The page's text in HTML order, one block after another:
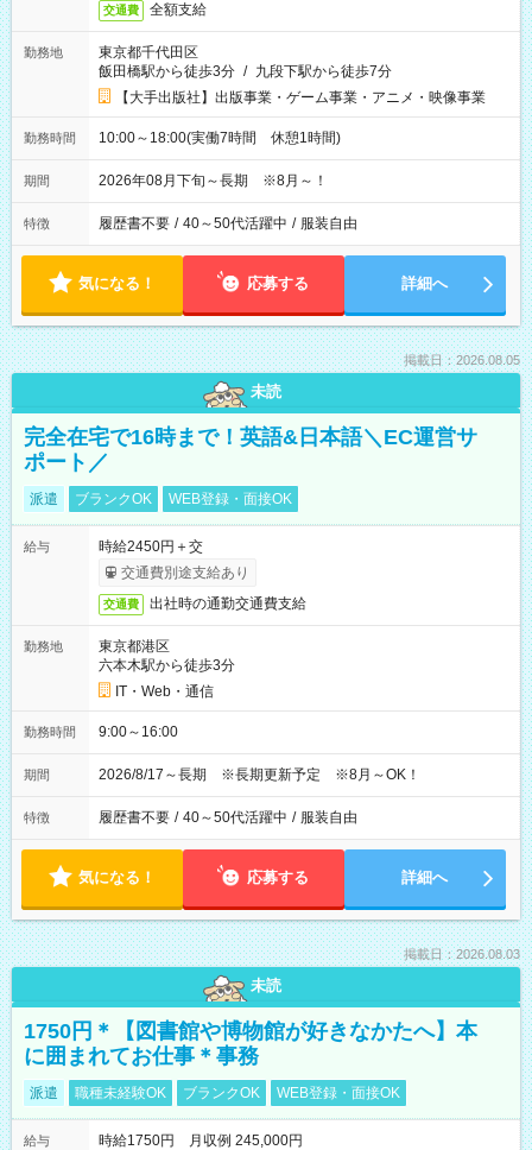
交通費 全額支給
勤務地
東京都千代田区
飯田橋駅から徒歩3分 / 九段下駅から徒歩7分
【大手出版社】出版事業・ゲーム事業・アニメ・映像事業
勤務時間 10:00～18:00(実働7時間 休憩1時間)
期間 2026年08月下旬～長期 ※8月～！
特徴 履歴書不要 / 40～50代活躍中 / 服装自由
気になる！ 応募する 詳細へ
掲載日：2026.08.05
未読
完全在宅で16時まで！英語&日本語＼EC運営サ
ポート／
派遣 ブランクOK WEB登録・面接OK
給与
時給2450円＋交
交通費別途支給あり
交通費 出社時の通勤交通費支給
勤務地
東京都港区
六本木駅から徒歩3分
IT・Web・通信
勤務時間 9:00～16:00
期間 2026/8/17～長期 ※長期更新予定 ※8月～OK！
特徴 履歴書不要 / 40～50代活躍中 / 服装自由
気になる！ 応募する 詳細へ
掲載日：2026.08.03
未読
1750円＊【図書館や博物館が好きなかたへ】本
に囲まれてお仕事＊事務
派遣 職種未経験OK ブランクOK WEB登録・面接OK
給与
時給1750円 月収例 245,000円